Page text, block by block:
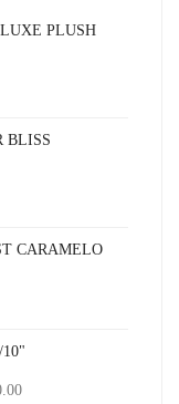
PLUSH
BLISS
CARAMELO
Rango